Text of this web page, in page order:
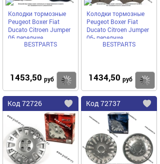
Колодки тормозные
Peugeot Boxer Fiat
Ducato Citroen Jumper
06 передние
BESTPARTS BP001336
BESTPARTS
1453,50 руб Купить
Колодки тормозные
Peugeot Boxer Fiat
Ducato Citroen Jumper
06- передние
BESTPARTS BP001338
BESTPARTS
1434,50 руб
Код 72726
Добавить
в
избранное
Код 72737